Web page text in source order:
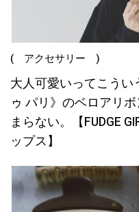
( アクセサリー )
大人可愛いってこうい
ゥ パリ》のベロアリ
まらない。【FUDGE
ップス】